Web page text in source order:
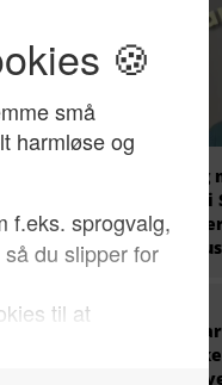
EU holder i
migrantkrisen i
fire ugers
Tysk politik i
Stærke
til at